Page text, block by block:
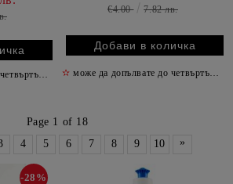
✫
€4.00 7.82 лв.
✫ може да допълвате до четвъртък включително
Page 1 of 18
4 5 6 7 8 9 10 »
-28%